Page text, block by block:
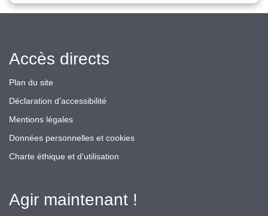
Accès directs
Plan du site
Déclaration d’accessibilité
Mentions légales
Données personnelles et cookies
Charte éthique et d'utilisation
Agir maintenant !